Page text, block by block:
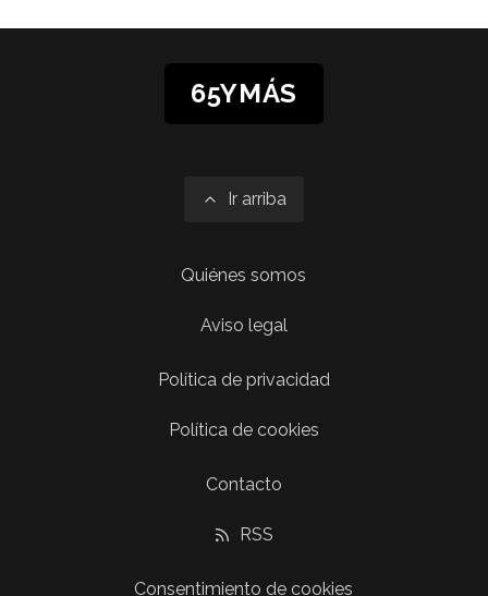
65YMÁS
Ir arriba
Quiénes somos
Aviso legal
Política de privacidad
Política de cookies
Contacto
RSS
Consentimiento de cookies